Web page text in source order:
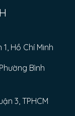
Hồ Chí Minh
Bình
3, TPHCM